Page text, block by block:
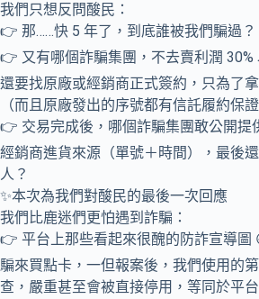
我們只想反問酸民：
👉 那……快 5 年了，到底誰被我們騙過？
👉 又有哪個詐騙集團，不去賣利潤 30%
還要找原廠或經銷商正式簽約，只為了
（而且原廠發出的序號都有信託履約保證
👉 交易完成後，哪個詐騙集團敢公開提
經銷商進貨來源（單號＋時間），最後
人？
✨本次為我們對酸民的最後一次回應
我們比鹿迷們更怕遇到詐騙：
👉 平台上那些看起來很醜的防詐宣導圖
騙來買點卡，一但報案後，我們使用的
查，嚴重甚至會被直接停用，等同於平